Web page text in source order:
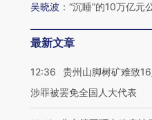
吴晓波 ： “沉睡”的10万亿元
最新文章
12:36
贵州山脚树矿难致
涉罪被罢免全国人大代表